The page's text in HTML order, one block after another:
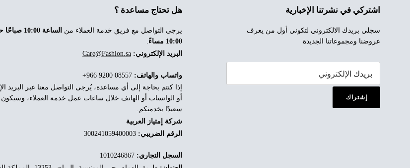
اشتركي في نشرتنا الإخبارية
سجلي بريدك الالكتروني لتكوني أول من يعرف
عروضنا ومجموعاتنا الجديدة
إشتراك
هل تحتاج مساعدة ؟
يرجى التواصل مع فريق خدمة العملاء من
الساعة 10:00
10:00 مساءً
البريد الإلكتروني: Care@Fashion.sa
واتساب والهاتف: ‎+966 9200 08557
إذا كنتم بحاجة إلى أي مساعدة، يُرجى التواصل معنا عبر البريد
أو الواتساب أو الهاتف خلال ساعات عمل خدمة العملاء، وسيكون
سعيدًا بخدمتكم.
شركة إمتياز العربية
الرقم الضريبي: 300241059400003
السجل التجاري: 1010246867